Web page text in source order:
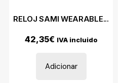
RELOJ SAMI WEARABLE...
42,35€ IVA incluido
Adicionar